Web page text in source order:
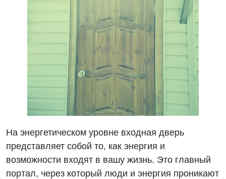
На энергетическом уровне входная дверь
представляет собой то, как энергия и
возможности входят в вашу жизнь. Это главный
портал, через который люди и энергия проникают